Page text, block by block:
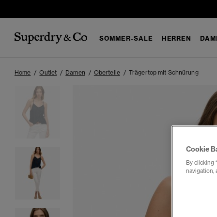
SOMMER-SALE HERREN
Home Outlet Damen Oberteile Trägertop mit Schnürung
Cookie
By clicking
navigation,